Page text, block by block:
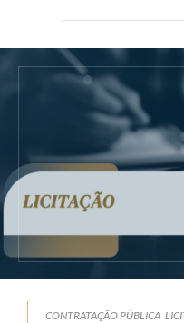
CONTRATAÇÃO PÚBLICA